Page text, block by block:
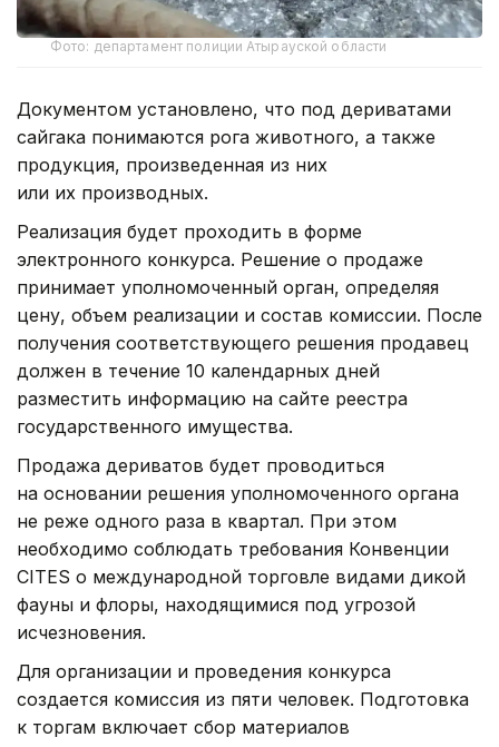
Фото: департамент полиции Атырауской области
Документом установлено, что под дериватами
сайгака понимаются рога животного, а также
продукция, произведенная из них
или их производных.
Реализация будет проходить в форме
электронного конкурса. Решение о продаже
принимает уполномоченный орган, определяя
цену, объем реализации и состав комиссии. После
получения соответствующего решения продавец
должен в течение 10 календарных дней
разместить информацию на сайте реестра
государственного имущества.
Продажа дериватов будет проводиться
на основании решения уполномоченного органа
не реже одного раза в квартал. При этом
необходимо соблюдать требования Конвенции
CITES о международной торговле видами дикой
фауны и флоры, находящимися под угрозой
исчезновения.
Для организации и проведения конкурса
создается комиссия из пяти человек. Подготовка
к торгам включает сбор материалов